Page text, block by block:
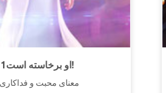
111او برخاسته است!
معنای محبت و فداکاری